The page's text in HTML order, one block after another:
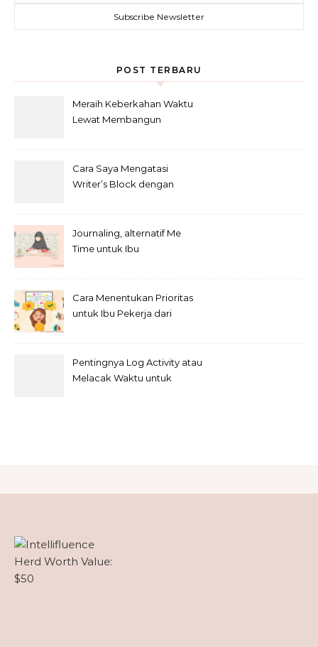
POST TERBARU
Meraih Keberkahan Waktu
Lewat Membangun
Cara Saya Mengatasi
Writer’s Block dengan
Journaling, alternatif Me
Time untuk Ibu
Cara Menentukan Prioritas
untuk Ibu Pekerja dari
Pentingnya Log Activity atau
Melacak Waktu untuk